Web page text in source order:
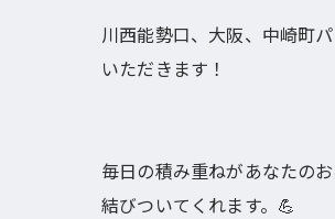
川西能勢口、大阪、中崎町
いただきます！
毎日の積み重ねがあなたの
結びついてくれます。💪